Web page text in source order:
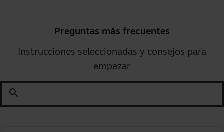
Preguntas más frecuentes
Instrucciones seleccionadas y consejos para
empezar
search